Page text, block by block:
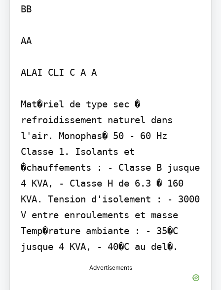
BB
AA
ALAI CLI C A A
Mat�riel de type sec �
refroidissement naturel dans
l'air. Monophas� 50 - 60 Hz
Classe 1. Isolants et
�chauffements : - Classe B jusque
4 KVA, - Classe H de 6.3 � 160
KVA. Tension d'isolement : - 3000
V entre enroulements et masse
Temp�rature ambiante : - 35�C
jusque 4 KVA, - 40�C au del�.
Advertisements